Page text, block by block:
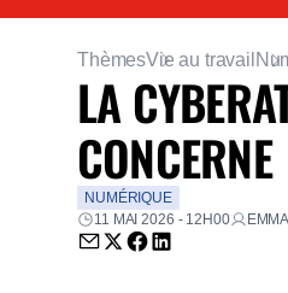
ThèmesVie au travail
LA
CONCERNE
NUMÉRIQUE
11 MAI 2026 - 12H00
Envoyer par email
Partager sur Twitter
Partager sur
Partager sur